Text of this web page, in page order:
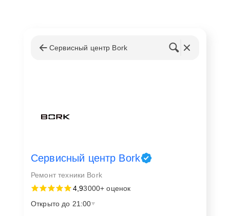
Сервисный центр Bork
Сервисный центр Bork
Ремонт техники Bork
4,93000+ оценок
Открыто до 21:00